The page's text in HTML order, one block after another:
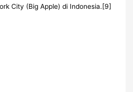
City (Big Apple) di Indonesia.[9]